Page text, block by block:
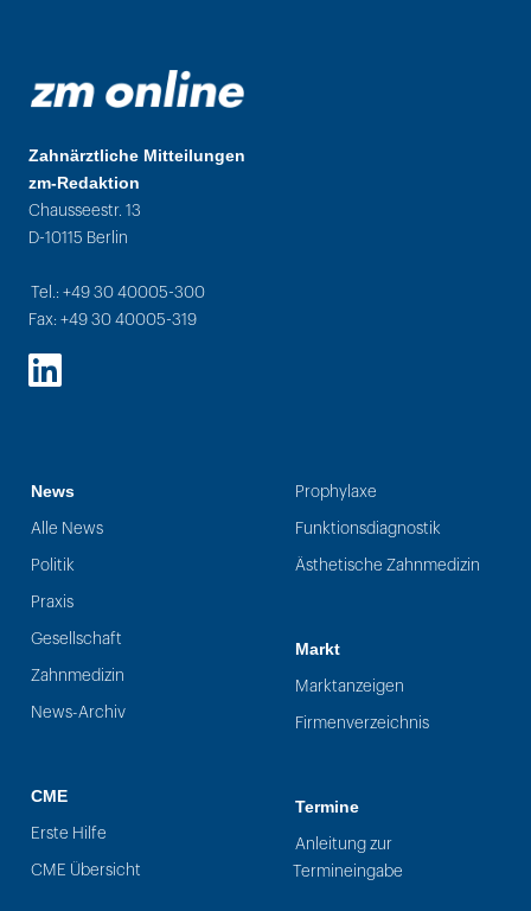
Zahnärztliche Mitteilungen
zm-Redaktion
Chausseestr. 13
D-10115 Berlin
Tel.: +49 30 40005-300
Fax: +49 30 40005-319
LinkedIn
News
Alle News
Politik
Praxis
Gesellschaft
Zahnmedizin
News-Archiv
CME
Erste Hilfe
CME Übersicht
Prophylaxe
Funktionsdiagnostik
Ästhetische Zahnmedizin
Markt
Marktanzeigen
Firmenverzeichnis
Termine
Anleitung zur
Termineingabe